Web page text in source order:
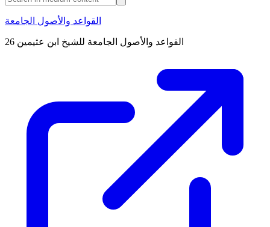
القواعد والأصول الجامعة
القواعد والأصول الجامعة للشيخ ابن عثيمين 26